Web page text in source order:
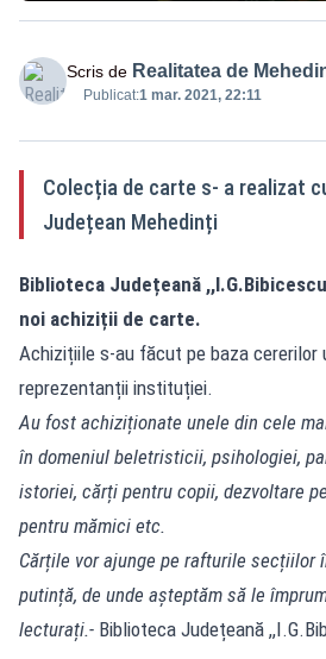
Scris de Realitatea de
Publicat:1 mar. 2021, 22:11
Colecția de carte s- a realizat
Județean Mehedinți
Biblioteca Județeană
noi achiziții de carte.
Achizițiile s-au făcut pe baza
reprezentanții instituției.
Au fost achiziționate unele din cele
în domeniul beletristicii, psihologiei,
istoriei, cărți pentru copii, dezvoltare
pentru mămici etc.
Cărțile vor ajunge pe rafturile secțiilor
putință, de unde așteptăm să le
lecturați.- Biblioteca Județeană